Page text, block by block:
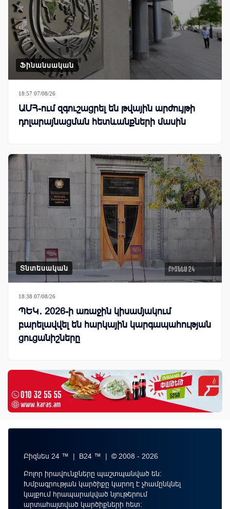
Ֆինանսական
18:57 07/08/26
ԱՄՀ-ում զգուշացրել են թվային արժույթի
դոլարայնացման հետևանքների մասին
Տնտեսական
18:38 07/08/26
ՊԵԿ․ 2026-ի առաջին կիսամյակում
բարելավվել են հարկային կարգապահության
ցուցանիշները
Բիզնես 24 ™ | B24 ™ | © 2008 - 2026
Բոլոր իրավունքները պաշտպանված են:
Խմբագրության կարծիքը կարող է չհամընկնել
կայքում հրապարակված նյութերում
արտահայտված կարծիքների հետ: